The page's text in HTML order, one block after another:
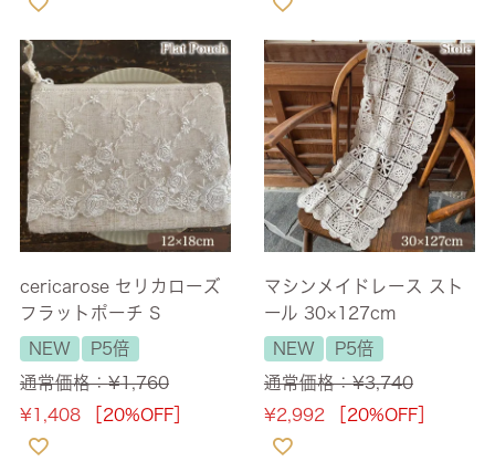
cericarose セリカローズ
フラットポーチ S
NEW
P5倍
通常価格：¥1,760
¥1,408 ［20%OFF］
マシンメイドレース スト
ール 30×127cm
NEW
P5倍
通常価格：¥3,740
¥2,992 ［20%OFF］